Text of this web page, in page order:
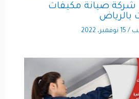
صيانة مكيفات
2022